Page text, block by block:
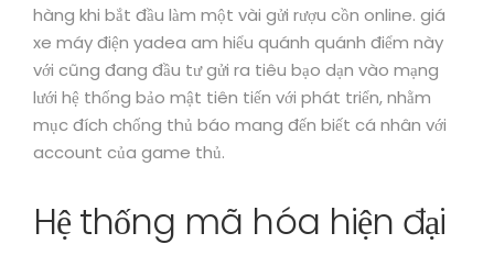
hàng khi bắt đầu làm một vài gửi rượu cồn online. giá
xe máy điện yadea am hiểu quánh quánh điểm này
với cũng đang đầu tư gửi ra tiêu bạo dạn vào mạng
lưới hệ thống bảo mật tiên tiến với phát triển, nhằm
mục đích chống thủ báo mang đến biết cá nhân với
account của game thủ.
Hệ thống mã hóa hiện đại